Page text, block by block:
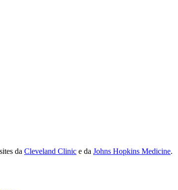
da Cleveland Clinic e da Johns Hopkins Medicine.